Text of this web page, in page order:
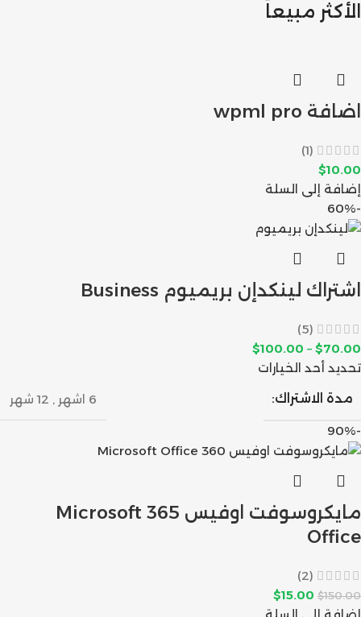
الأكثر مبيعاً
اضافة wpml pro
(1)
$10.00
إضافة إلى السلة
-60%
اشتراك لينكدإن بريميوم Business
(5)
$70.00
–
$100.00
تحديد أحد الخيارات
مدة الاشتراك:
6 اشهر , 12 شهر
-90%
مايكروسوفت اوفيس 365 Microsoft
Office
(2)
$150.00
$15.00